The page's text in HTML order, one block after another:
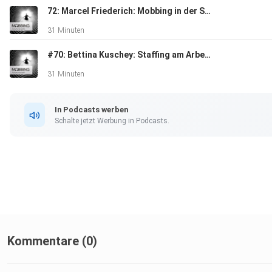
Der Einfluss von Schönheitsidealen auf Selbstwertgefühl
Warum Reden, Reden, Reden so wichtig ist
72: Marcel Friederich: Mobbing in der Schule
31 Minuten
#70: Bettina Kuschey: Staffing am Arbeitsplatz
31 Minuten
In Podcasts werben
Schalte jetzt Werbung in Podcasts.
Kommentare (0)